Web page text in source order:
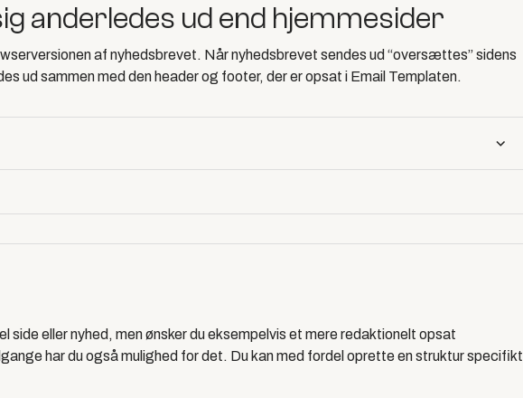
anderledes ud end hjemmesider
af nyhedsbrevet. Når nyhedsbrevet sendes ud “oversættes” sidens
ud sammen med den header og footer, der er opsat i Email Templaten.
side eller nyhed, men ønsker du eksempelvis et mere redaktionelt opsat
har du også mulighed for det. Du kan med fordel oprette en struktur specifikt